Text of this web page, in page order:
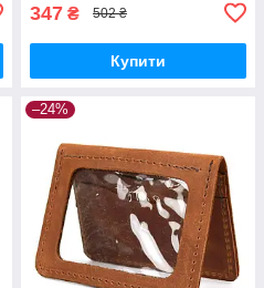
347 ₴ 502 ₴
Купити
–24%